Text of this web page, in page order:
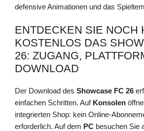
defensive Animationen und das
ENTDECKEN SIE NOCH
KOSTENLOS DAS
26: ZUGANG,
DOWNLOAD
Der Download des Showcase FC 26
einfachen Schritten. Auf Konsolen
integrierten Shop: kein Online-
erforderlich. Auf dem PC besuchen Sie